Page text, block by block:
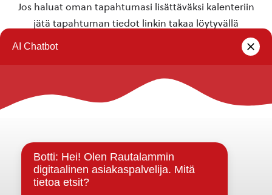
Jos haluat oman tapahtumasi lisättäväksi kalenteriin
jätä tapahtuman tiedot linkin takaa löytyvällä
Rautalammin kunta
Strategiat, ohjelmat, ohjeet, suunnitelmat, säännöt ja
sopimukset
Asiakirjajulkisuuskuvaus